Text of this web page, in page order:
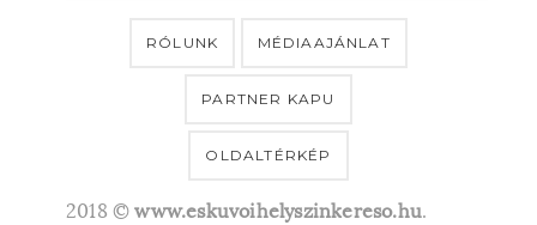
RÓLUNK MÉDIAAJÁNLAT
PARTNER KAPU
OLDALTÉRKÉP
2018 ©www.eskuvoihelyszinkereso.hu.